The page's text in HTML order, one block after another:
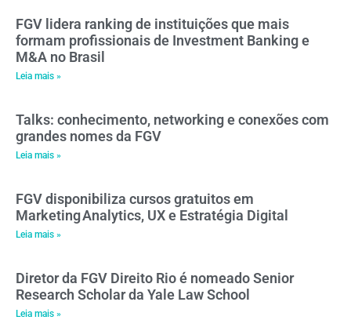
FGV lidera ranking de instituições que mais
formam profissionais de Investment Banking e
M&A no Brasil
Leia mais »
Talks: conhecimento, networking e conexões com
grandes nomes da FGV
Leia mais »
FGV disponibiliza cursos gratuitos em
Marketing Analytics, UX e Estratégia Digital
Leia mais »
Diretor da FGV Direito Rio é nomeado Senior
Research Scholar da Yale Law School
Leia mais »